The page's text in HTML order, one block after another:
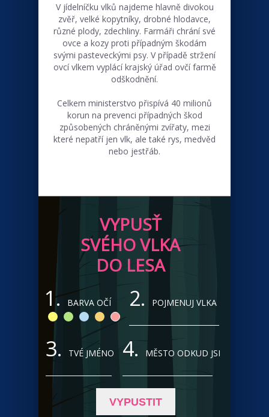
V jídelníčku vlků najdeme hlavně divokou
zvěř, velké kopytníky, drobné hlodavce,
různé plody, zdechliny. Farmáři chrání své
ovce a kozy proti případným škodám
svými pasteveckými psy. V případě stržení
ovcí vlkem vyplácí krajský úřad ovčí farmě
odškodnění.
Celkem ministerstvo přispívá 40 milionů
korun na prevenci případných škod
způsobených chráněnými zvířaty, mezi
které nepatří jen vlk, ale také rys, medvěd
nebo jestřáb.
VYPUSŤ
SVÉHO VLKA
DO LESA
1. BARVA OČÍ 2. POJMENUJ VLKA
3. TVÉ JMÉNO 4. MĚSTO ODKUD JSI